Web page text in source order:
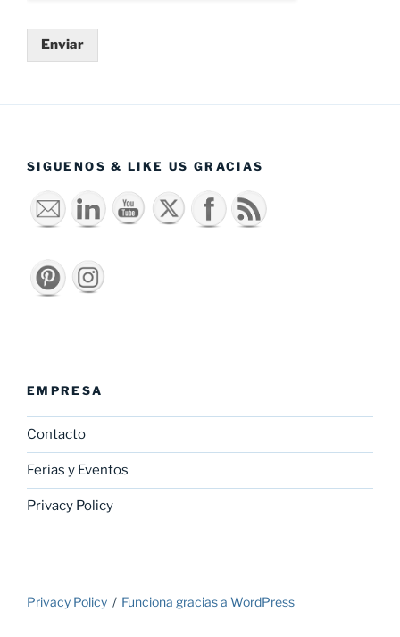
Enviar
SIGUENOS & LIKE US GRACIAS
EMPRESA
Contacto
Ferias y Eventos
Privacy Policy
Privacy Policy Funciona gracias a WordPress